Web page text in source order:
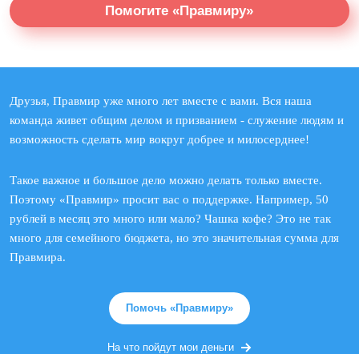
Помогите «Правмиру»
Друзья, Правмир уже много лет вместе с вами. Вся наша
команда живет общим делом и призванием - служение людям и
возможность сделать мир вокруг добрее и милосерднее!
Такое важное и большое дело можно делать только вместе.
Поэтому «Правмир» просит вас о поддержке. Например, 50
рублей в месяц это много или мало? Чашка кофе? Это не так
много для семейного бюджета, но это значительная сумма для
Правмира.
Помочь «Правмиру»
На что пойдут мои деньги